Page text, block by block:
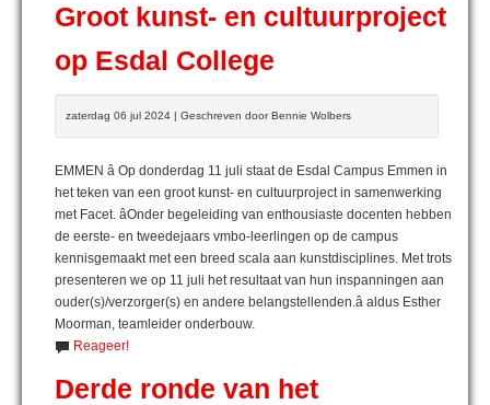
Groot kunst- en cultuurproject
op Esdal College
zaterdag 06 jul 2024 | Geschreven door Bennie Wolbers
EMMEN â Op donderdag 11 juli staat de Esdal Campus Emmen in
het teken van een groot kunst- en cultuurproject in samenwerking
met Facet. âOnder begeleiding van enthousiaste docenten hebben
de eerste- en tweedejaars vmbo-leerlingen op de campus
kennisgemaakt met een breed scala aan kunstdisciplines. Met trots
presenteren we op 11 juli het resultaat van hun inspanningen aan
ouder(s)/verzorger(s) en andere belangstellenden.â aldus Esther
Moorman, teamleider onderbouw.
Reageer!
Derde ronde van het